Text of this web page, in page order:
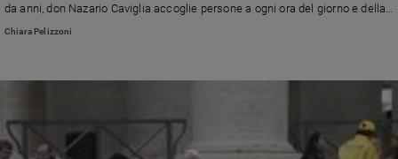
Chiesa
e
da anni, don Nazario Caviglia accoglie persone a ogni ora del giorno e della
notte. A Palermo, nella parrocchia d'origine di don Puglisi, dal 2013 c'è
Chiara Pelizzoni